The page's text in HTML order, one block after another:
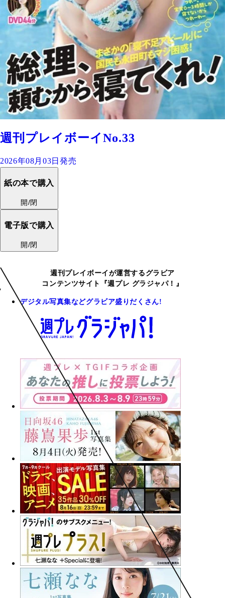
週刊プレイボーイNo.33
2026年08月03日発売
紙の本で購入
開/閉
電子版で購入
開/閉
週刊プレイボーイが運営するグラビア
コンテンツサイト『週プレ グラジャパ！』
デジタル写真集などグラビア盛りだくさん!